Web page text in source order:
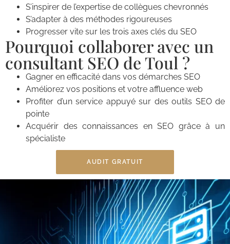
S’inspirer de l’expertise de collègues chevronnés
S’adapter à des méthodes rigoureuses
Progresser vite sur les trois axes clés du SEO
Pourquoi collaborer avec un
consultant SEO de Toul ?
Gagner en efficacité dans vos démarches SEO
Améliorez vos positions et votre affluence web
Profiter d’un service appuyé sur des outils SEO de
pointe
Acquérir des connaissances en SEO grâce à un
spécialiste
AUDIT GRATUIT